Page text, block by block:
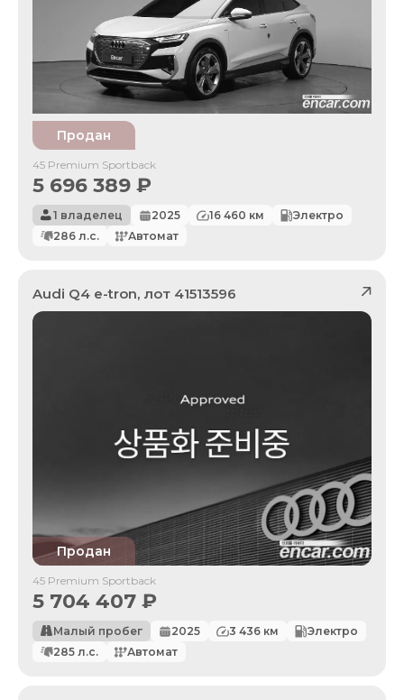
Продан
45 Premium Sportback
5 696 389 ₽
1 владелец 2025 16 460 км
Электро
286 л.с. Автомат
Audi Q4 e-tron, лот 41513596
Продан
45 Premium Sportback
5 704 407 ₽
Малый пробег 2025 3 436 км
Электро
285 л.с. Автомат